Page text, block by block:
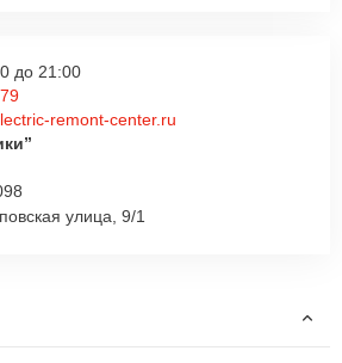
улица, 9/1
до 21:00
remont-center.ru